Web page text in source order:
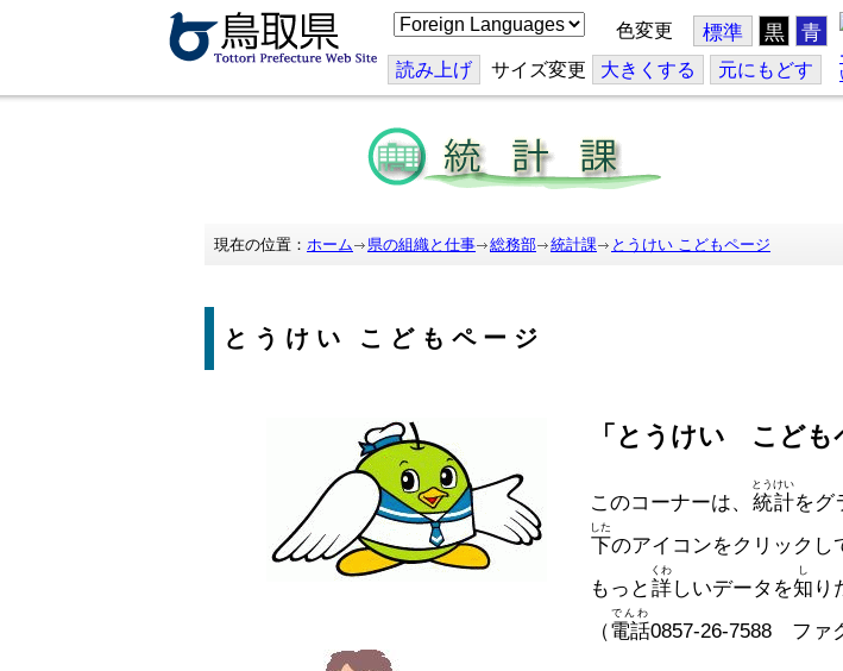
こ
の
ジ
を
訳
す
る
色変更 標準 黒 青
読み上げ サイズ変更 大きくする 元にもどす
現在の位置： ホーム 県の組織と仕事 総務部 統計課 とうけい こどもページ
とうけい こどもページ
「とうけい こども
このコーナーは、 統計
とうけい
をグ
下
した
のアイコンをクリックし
もっと 詳
くわ
しいデータを知
し
り
（電話
でんわ
0857-26-7588 ファ